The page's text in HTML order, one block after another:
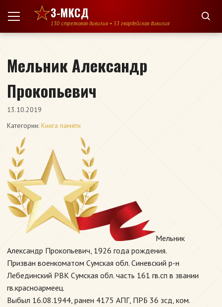
Перейти к содержимому
3-МКСД
130 стрелковая дивизия • 53 гвардейская дивизия
Мельник Александр
Прокопьевич
13.10.2019
Категории: Книга памяти
Мельник
Александр Прокопьевич, 1926 года рождения.
Призван военкоматом Сумская обл. Синевский р-н
Лебединский РВК Сумская обл. часть 161 гв.сп в звании
гв.красноармеец.
Выбыл 16.08.1944, ранен 4175 АПГ, ПРБ 36 зсд, ком.